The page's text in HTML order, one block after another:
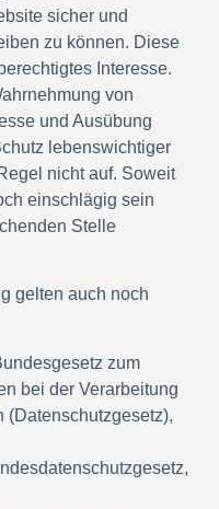
sicher und
zu können. Diese
Interesse.
von
und Ausübung
lebenswichtiger
nicht auf. Soweit
einschlägig sein
Stelle
gelten auch noch
zum
bei der Verarbeitung
(Datenschutzgesetz),
,